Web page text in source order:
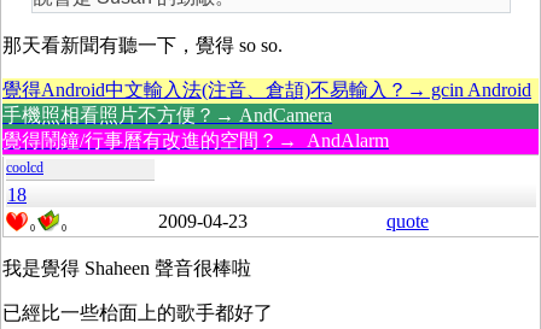
那天看新聞有聽一下，覺得 so so.
覺得Android中文輸入法(注音、倉頡)不易輸入？→ gcin Android
手機照相看照片不方便？→ AndCamera
覺得鬧鐘/行事曆有改進的空間？→ AndAlarm
coolcd
18
0 0 2009-04-23 quote
我是覺得 Shaheen 聲音很棒啦
已經比一些枱面上的歌手都好了